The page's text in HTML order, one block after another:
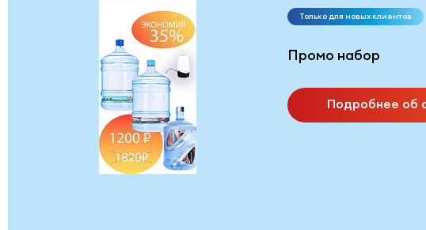
Только для новых клиентов
Промо набор
Подробнее об